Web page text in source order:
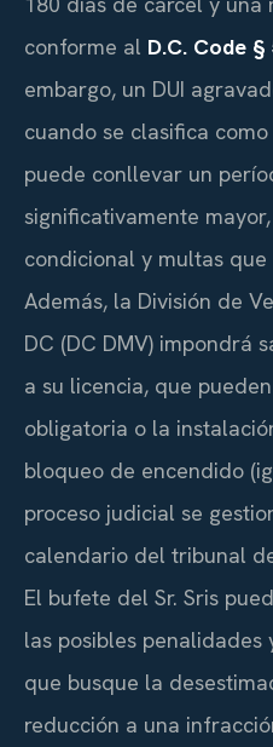
conforme al D.C. Code §
embargo, un DUI
cuando se clasifica
puede conllevar un
significativamente
condicional y multas
Además, la División de
DC (DC DMV) impondrá
a su licencia, que
obligatoria o la
bloqueo de encendido
proceso judicial se
calendario del tribunal
El bufete del Sr. Sris
las posibles
que busque la
reducción a una